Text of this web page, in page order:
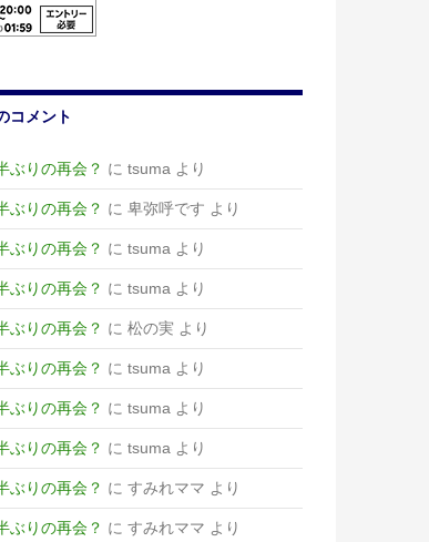
コメント
ぶりの再会？ に tsuma より
ぶりの再会？ に 卑弥呼です より
ぶりの再会？ に tsuma より
ぶりの再会？ に tsuma より
ぶりの再会？ に 松の実 より
ぶりの再会？ に tsuma より
ぶりの再会？ に tsuma より
ぶりの再会？ に tsuma より
ぶりの再会？ に すみれママ より
ぶりの再会？ に すみれママ より